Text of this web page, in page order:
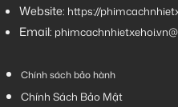
Website: https://
Email:
Chính sách bảo hành
Chính Sách Bảo Mật